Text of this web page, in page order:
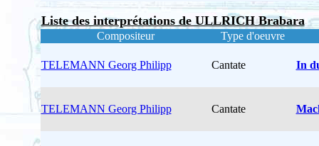
Liste des interprétations de ULLRICH Brabara
Compositeur Type d'oeuvre
TELEMANN Georg Philipp Cantate In
TELEMANN Georg Philipp Cantate